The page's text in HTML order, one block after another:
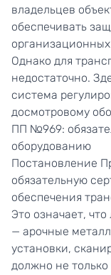
владельцев
обеспечивать
Однако для
недостаточно.
система
досмотровому
ПП №969:
оборудованию
Постановление
обязательную
обеспечения
Это означает,
— арочные
установки,
должно не только